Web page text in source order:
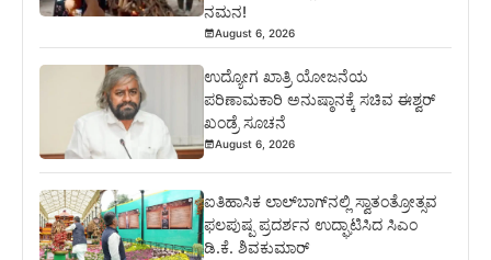
ನಮನ!
August 6, 2026
ಉದ್ಯೋಗ ಖಾತ್ರಿ ಯೋಜನೆಯ
ಪರಿಣಾಮಕಾರಿ ಅನುಷ್ಠಾನಕ್ಕೆ ಸಚಿವ ಈಶ್ವರ್
ಖಂಡ್ರೆ ಸೂಚನೆ
August 6, 2026
ಐತಿಹಾಸಿಕ ಲಾಲ್‌ಬಾಗ್‌ನಲ್ಲಿ ಸ್ವಾತಂತ್ರೋತ್ಸವ
ಫಲಪುಷ್ಪ ಪ್ರದರ್ಶನ ಉದ್ಘಾಟಿಸಿದ ಸಿಎಂ
ಡಿ.ಕೆ. ಶಿವಕುಮಾರ್